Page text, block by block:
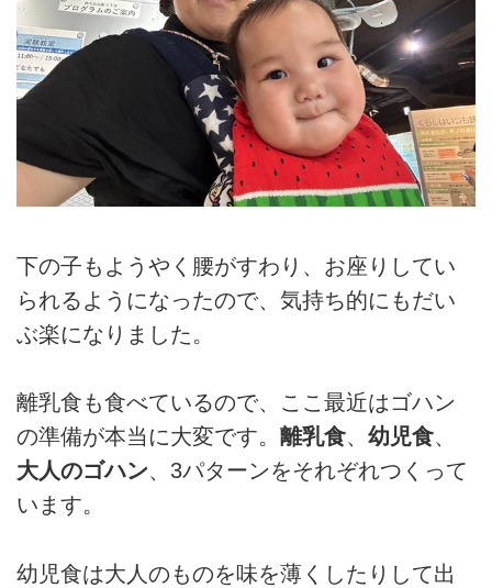
下の子もようやく腰がすわり、お座りしてい
られるようになったので、気持ち的にもだい
ぶ楽になりました。
離乳食も食べているので、ここ最近はゴハン
の準備が本当に大変です。 離乳食、 幼児食、
大人のゴハン、3パターンをそれぞれつくって
います。
幼児食は大人のものを味を薄くしたりして出